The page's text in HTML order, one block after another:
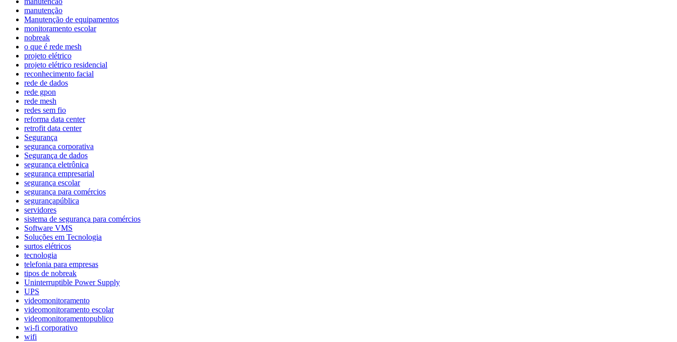
manutenção
Manutenção de equipamentos
monitoramento escolar
nobreak
o que é rede mesh
projeto elétrico
projeto elétrico residencial
reconhecimento facial
rede de dados
rede gpon
rede mesh
redes sem fio
reforma data center
retrofit data center
Segurança
segurança corporativa
Segurança de dados
segurança eletrônica
segurança empresarial
segurança escolar
segurança para comércios
segurançapública
servidores
sistema de segurança para comércios
Software VMS
Soluções em Tecnologia
surtos elétricos
tecnologia
telefonia para empresas
tipos de nobreak
Uninterruptible Power Supply
UPS
videomonitoramento
videomonitoramento escolar
videomonitoramentopublico
wi-fi corporativo
wifi